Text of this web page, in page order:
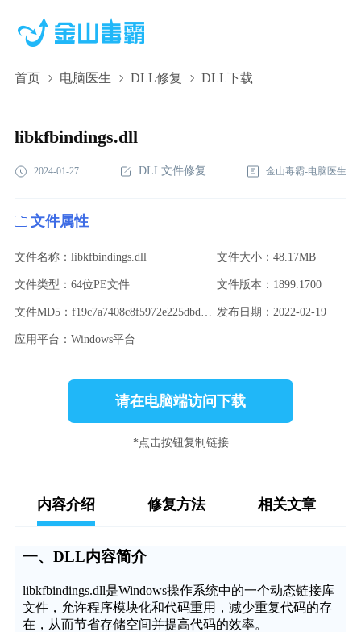
首页 电脑医生 DLL修复 DLL下载
libkfbindings.dll,libkfbindings.dll下载,libkfbindings.dll修复
libkfbindings.dll
2024-01-27 DLL文件修复 金山毒霸-电脑医生
文件属性
文件名称：libkfbindings.dll 文件大小：48.17MB
文件类型：64位PE文件 文件版本：1899.1700
文件MD5：f19c7a7408c8f5972e225dbdff9a1c61 发布日期：2022-02-19
应用平台：Windows平台
请在电脑端访问下载
*点击按钮复制链接
内容介绍 修复方法 相关文章
一、DLL内容简介
libkfbindings.dll是Windows操作系统中的一个动态链接库
文件，允许程序模块化和代码重用，减少重复代码的存
在，从而节省存储空间并提高代码的效率。